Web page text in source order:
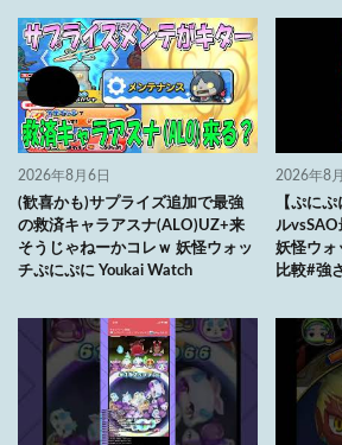
2026年8月6日
(歓喜かも)サプライズ追加で最強
の救済キャラアスナ(ALO)UZ+来
そうじゃねーかコレｗ 妖怪ウォッ
チぷにぷに Youkai Watch
2026年8
【ぷに
ル
妖怪ウォ
比較#強